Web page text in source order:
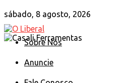
sábado, 8 agosto, 2026
Sobre Nós
Anuncie